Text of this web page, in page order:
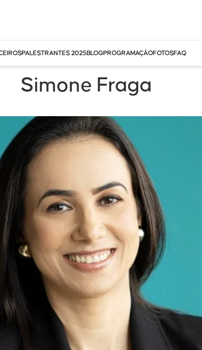
PALESTRANTES 2025 BLOGPROGRAMAÇÃOFOTOSFAQ
Simone Fraga